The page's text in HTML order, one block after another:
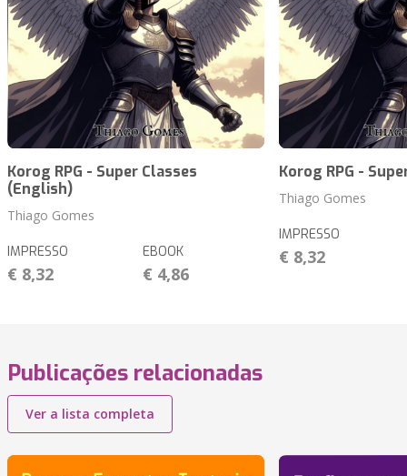
Korog RPG - Super Classes
(English)
Thiago Gomes
IMPRESSO
€ 8,32
EBOOK
€ 4,86
Korog RPG -
Thiago Gomes
IMPRESSO
€ 8,32
Publicações relacionadas
Ver a lista completa